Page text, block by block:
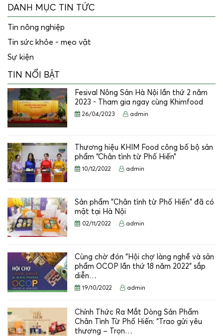
DANH MỤC TIN TỨC
Tin nông nghiệp
Tin sức khỏe - mẹo vặt
Sự kiện
TIN NỔI BẬT
Fesival Nông Sản Hà Nội lần thứ 2 năm
2023 - Tham gia ngay cùng Khimfood
26/04/2023 admin
Thương hiệu KHIM Food công bố bộ sản
phẩm “Chân tình từ Phố Hiến”
10/12/2022 admin
Sản phẩm "Chân tình từ Phố Hiến" đã có
mặt tại Hà Nội
02/11/2022 admin
Cùng chờ đón “Hội chợ làng nghề và sản
phẩm OCOP lần thứ 18 năm 2022” sắp
diễn…
19/10/2022 admin
Chính Thức Ra Mắt Dòng Sản Phẩm
Chân Tình Từ Phố Hiến: “Trao gửi yêu
thương – Trọn…